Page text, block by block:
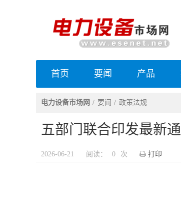
首页 要闻 产品
电力设备市场网 要闻 政策法规
五部门联合印发最新通
2026-06-21 阅读： 0 次 打印